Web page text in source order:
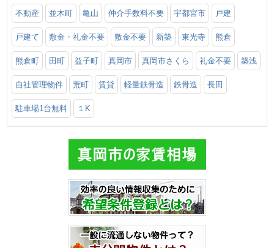
不動産 並木町 亀山 仲介手数料不要 宇都宮市 戸建
戸建て 敷金・礼金不要 敷金不要 新築 東光寺 熊倉
熊倉町 田町 益子町 真岡市 真岡市さくら 礼金不要 築浅
自社管理物件 荒町 賃貸 軽量鉄骨造 鉄骨造 長田
駐車場1台無料 １K